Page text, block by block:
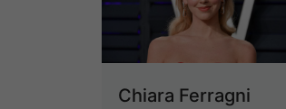
Chiara Ferragni